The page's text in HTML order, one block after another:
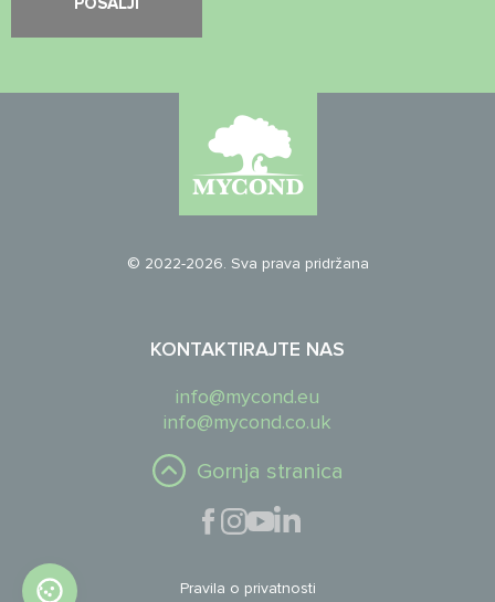
© 2022-2026. Sva prava pridržana
KONTAKTIRAJTE NAS
info@mycond.eu
info@mycond.co.uk
Gornja stranica
Pravila o privatnosti